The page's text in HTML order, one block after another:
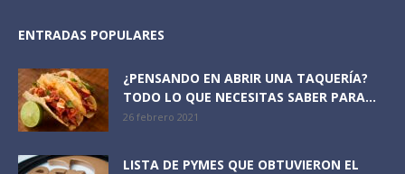
ENTRADAS POPULARES
¿PENSANDO EN ABRIR UNA TAQUERÍA?
TODO LO QUE NECESITAS SABER PARA...
26 febrero 2021
LISTA DE PYMES QUE OBTUVIERON EL